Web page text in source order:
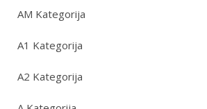
AM Kategorija
A1 Kategorija
A2 Kategorija